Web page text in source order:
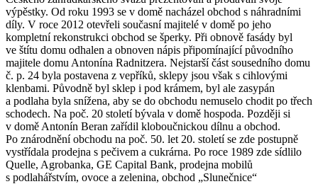
výpěstky. Od roku 1993 se v domě nacházel obchod s náhradními
díly. V roce 2012 otevřeli současní majitelé v domě po jeho
kompletní rekonstrukci obchod se šperky. Při obnově fasády byl
ve štítu domu odhalen a obnoven nápis připomínající původního
majitele domu Antonína Radnitzera. Nejstarší část sousedního domu
č. p. 24 byla postavena z vepříků, sklepy jsou však s cihlovými
klenbami. Původně byl sklep i pod krámem, byl ale zasypán
a podlaha byla snížena, aby se do obchodu nemuselo chodit po třech
schodech. Na poč. 20 století bývala v domě hospoda. Později si
v domě Antonín Beran zařídil kloboučnickou dílnu a obchod.
Po znárodnění obchodu na poč. 50. let 20. století se zde postupně
vystřídala prodejna s pečivem a cukrárna. Po roce 1989 zde sídlilo
Quelle, Agrobanka, GE Capital Bank, prodejna mobilů
s podlahářstvím, ovoce a zelenina, obchod „Slunečnice“